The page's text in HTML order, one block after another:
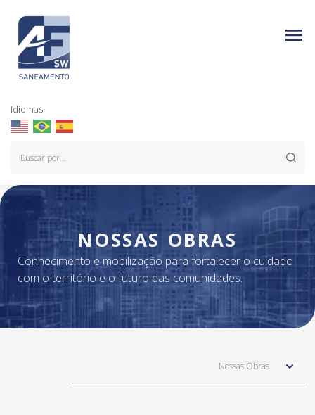
Idiomas:
NOSSAS OBRAS
Conhecimento e mobilização para fortalecer o cuidado
com o território e o futuro das comunidades.
Nossas Obras